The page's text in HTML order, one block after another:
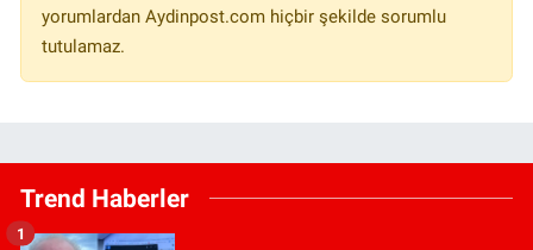
yorumlardan Aydinpost.com hiçbir şekilde sorumlu
tutulamaz.
Trend Haberler
1